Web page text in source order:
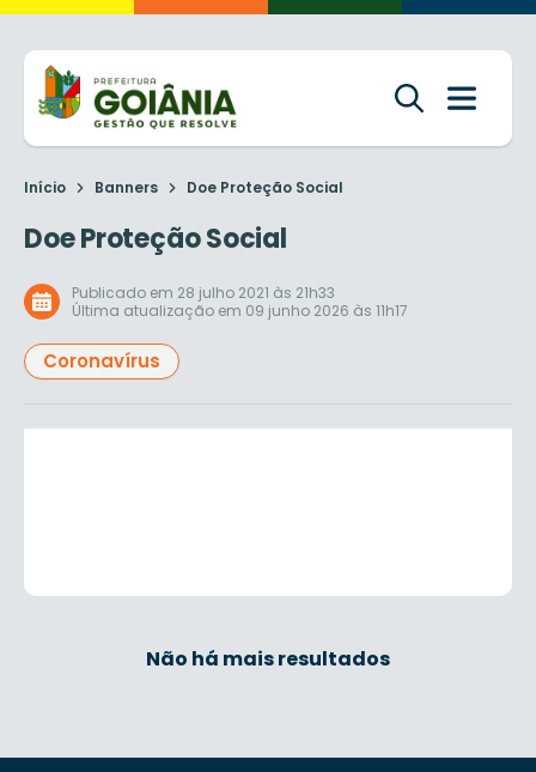
Início Banners Doe Proteção Social
Doe Proteção Social
Publicado em 28 julho 2021 às 21h33
Última atualização em 09 junho 2026 às 11h17
Coronavírus
Não há mais resultados